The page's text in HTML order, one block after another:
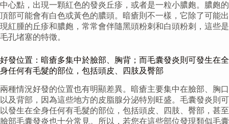
中心點，出現一顆紅色的發炎丘疹，或者是一粒小膿皰。膿皰的
頂部可能會有白色或黃色的膿頭。暗瘡則不一樣，它除了可能出
現紅腫的丘疹和膿皰，常常會伴隨黑頭粉刺和白頭粉刺，這些是
毛孔堵塞的特徵。
好發位置：暗瘡多集中於臉部、胸背；而毛囊發炎則可發生在全
身任何有毛髮的部位，包括頭皮、四肢及臀部
兩種情況好發的位置也有明顯差異。暗瘡主要集中在臉部、胸口
以及背部，因為這些地方的皮脂腺分泌特別旺盛。毛囊發炎則可
以發生在全身任何有毛髮的部位，包括頭皮、四肢、臀部，甚至
臉部毛囊發炎也十分常見。所以，若您在這些部位發現類似毛囊